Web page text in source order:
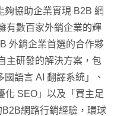
夠協助企業實現 B2B 網
有數百家外銷企業的輝
外銷企業首選的合作夥
主研發的解決方案，包
語言 AI 翻譯系統」、
化 SEO」以及「買主足
網路行銷經驗，環球